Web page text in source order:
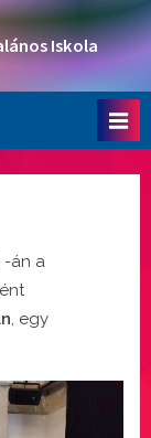
Iskola
-án a
, egy